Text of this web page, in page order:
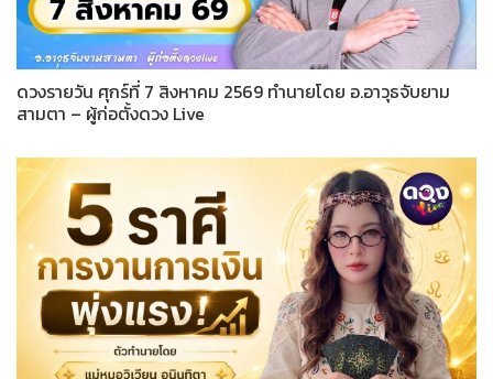
ดวงรายวัน ศุกร์ที่ 7 สิงหาคม 2569 ทำนายโดย อ.อาวุธจับยาม
สามตา – ผู้ก่อตั้งดวง Live